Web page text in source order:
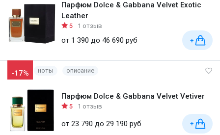
Парфюм Dolce & Gabbana Velvet Exotic
Leather
5 1 отзыв
от 1 390 до 46 690 руб +
-17% ноты описание
Парфюм Dolce & Gabbana Velvet Vetiver
5 1 отзыв
от 23 790 до 29 190 руб +